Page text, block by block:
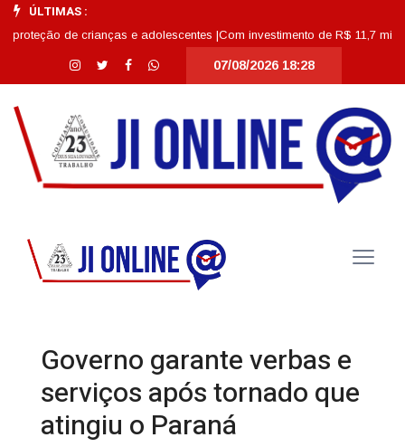
ÚLTIMAS :
de crianças e adolescentes |Com investimento de R$ 11,7 milhões,
07/08/2026 18:28
Governo garante verbas e
serviços após tornado que
atingiu o Paraná